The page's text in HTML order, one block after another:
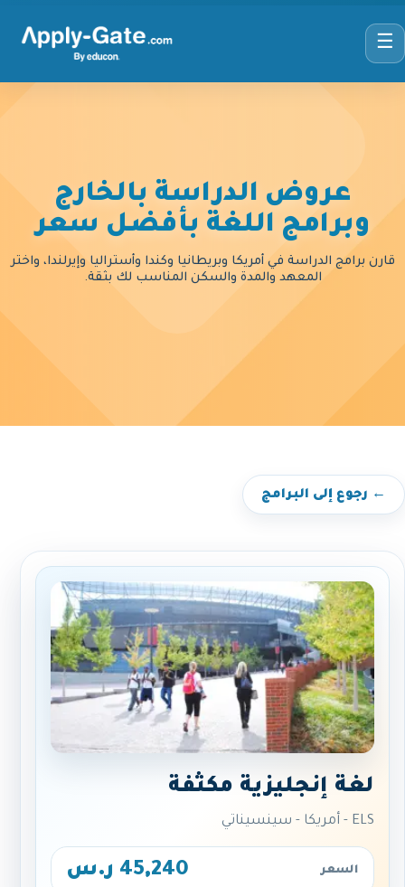
☰
عروض الدراسة بالخارج
وبرامج اللغة بأفضل سعر
قارن برامج الدراسة في أمريكا وبريطانيا وكندا وأستراليا وإيرلندا، واختر
المعهد والمدة والسكن المناسب لك بثقة.
← رجوع إلى البرامج
لغة إنجليزية مكثفة
ELS - أمريكا - سينسيناتي
السعر 45,240 ر.س